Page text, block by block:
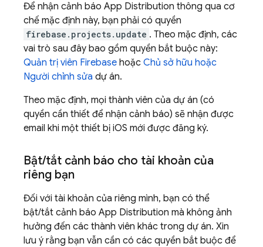
Để nhận cảnh báo App Distribution thông qua cơ
chế mặc định này, bạn phải có quyền
firebase.projects.update . Theo mặc định, các
vai trò sau đây bao gồm quyền bắt buộc này:
Quản trị viên Firebase hoặc Chủ sở hữu hoặc
Người chỉnh sửa dự án.
Theo mặc định, mọi thành viên của dự án (có
quyền cần thiết để nhận cảnh báo) sẽ nhận được
email khi một thiết bị iOS mới được đăng ký.
Bật/tắt cảnh báo cho tài khoản của
riêng bạn
Đối với tài khoản của riêng mình, bạn có thể
bật/tắt cảnh báo App Distribution mà không ảnh
hưởng đến các thành viên khác trong dự án. Xin
lưu ý rằng bạn vẫn cần có các quyền bắt buộc để